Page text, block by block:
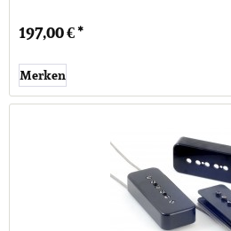
197,00 € *
Merken